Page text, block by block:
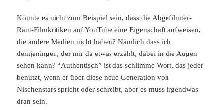
Könnte es nicht zum Beispiel sein, dass die Abgefilmter-
Rant-Filmkritiken auf YouTube eine Eigenschaft aufweisen,
die andere Medien nicht haben? Nämlich dass ich
demjeningen, der mir da etwas erzählt, dabei in die Augen
sehen kann? “Authentisch” ist das schlimme Wort, das jeder
benutzt, wenn er über diese neue Generation von
Nischenstars spricht oder schreibt, aber es muss irgendwas
dran sein.